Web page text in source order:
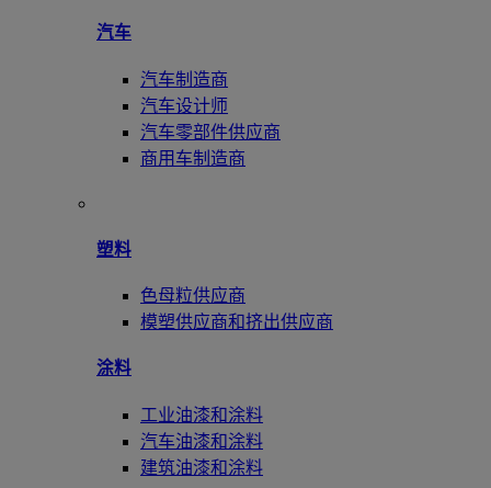
汽车
汽车制造商
汽车设计师
汽车零部件供应商
商用车制造商
塑料
色母粒供应商
模塑供应商和挤出供应商
涂料
工业油漆和涂料
汽车油漆和涂料
建筑油漆和涂料